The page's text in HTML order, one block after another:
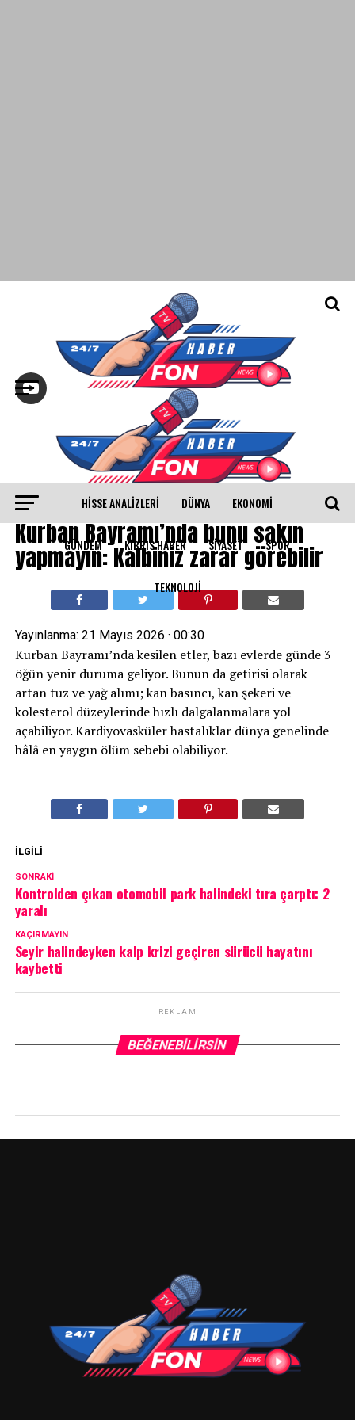
HISSE ANALIZLERI DÜNYA EKONOMİ
GÜNDEM KIBRIS HABER SİYASET SPOR
TEKNOLOJİ
GÜNDEM
Kurban Bayramı’nda bunu sakın
yapmayın: Kalbiniz zarar görebilir
Yayınlanma: 21 Mayıs 2026 · 00:30
Kurban Bayramı’nda kesilen etler, bazı evlerde günde 3
öğün yenir duruma geliyor. Bunun da getirisi olarak
artan tuz ve yağ alımı; kan basıncı, kan şekeri ve
kolesterol düzeylerinde hızlı dalgalanmalara yol
açabiliyor. Kardiyovasküler hastalıklar dünya genelinde
hâlâ en yaygın ölüm sebebi olabiliyor.
İLGILI
SONRAKI
Kontrolden çıkan otomobil park halindeki tıra çarptı: 2
yaralı
KAÇIRMAYIN
Seyir halindeyken kalp krizi geçiren sürücü hayatını
kaybetti
REKLAM
BEĞENEBILIRSIN